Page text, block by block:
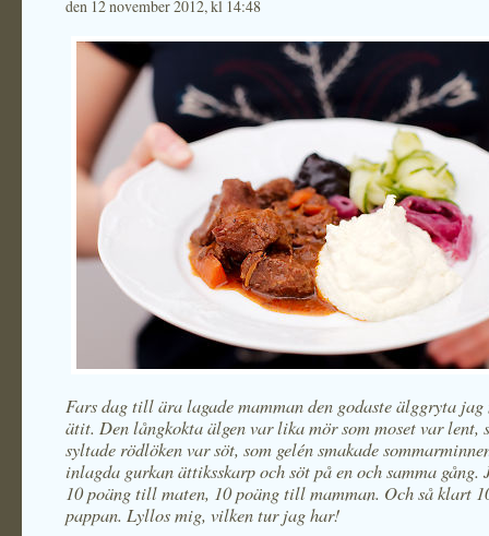
den 12 november 2012, kl 14:48
Fars dag till ära lagade mamman den godaste älggryta jag
ätit. Den långkokta älgen var lika mör som moset var lent,
syltade rödlöken var söt, som gelén smakade
inlagda gurkan ättiksskarp och söt på en och samma gång.
10 poäng till maten, 10 poäng till mamman. Och så klart
pappan. Lyllos mig, vilken tur jag har!